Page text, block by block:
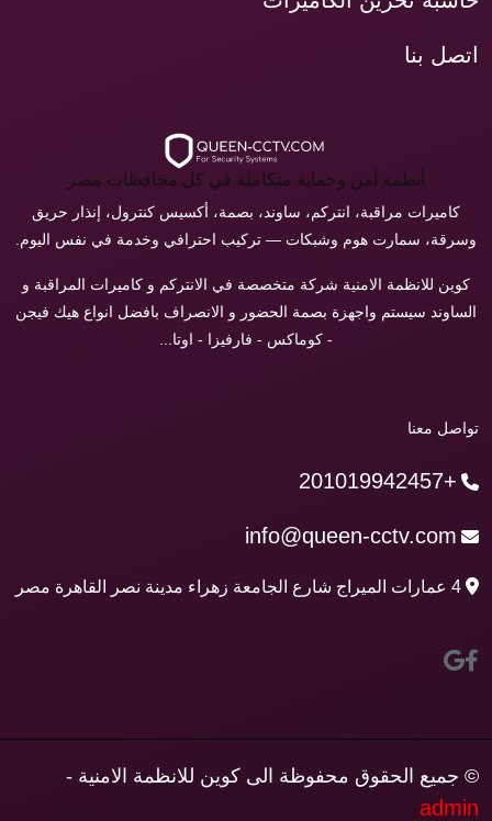
اتصل بنا
أنظمة أمن وحماية متكاملة في كل محافظات مصر
كاميرات مراقبة، انتركم، ساوند، بصمة، أكسيس كنترول، إنذار حريق
وسرقة، سمارت هوم وشبكات — تركيب احترافي وخدمة في نفس اليوم.
كوين للانظمة الامنية شركة متخصصة في الانتركم و كاميرات المراقبة و
الساوند سيستم واجهزة بصمة الحضور و الانصراف بافضل انواع هيك فيجن
- كوماكس - فارفيزا - اوتا...
تواصل معنا
+201019942457
info@queen-cctv.com
4 عمارات الميراج شارع الجامعة زهراء مدينة نصر القاهرة مصر
© جميع الحقوق محفوظة الى كوين للانظمة الامنية -
admin